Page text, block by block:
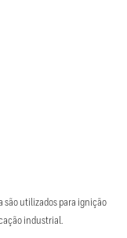
são utilizados para ignição
industrial.